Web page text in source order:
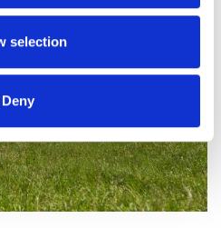
your use of our site with
and analytics partners who
selection
Deny